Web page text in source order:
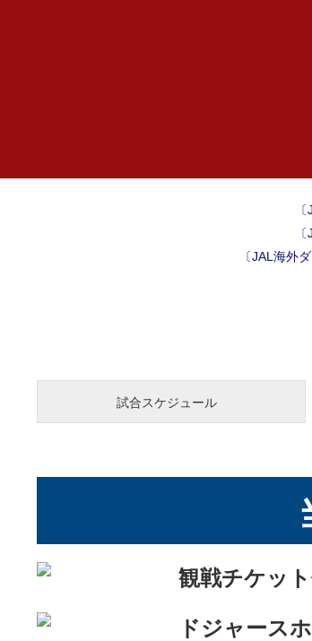
〔JAL海外
試合スケジュール
観戦チケッ
ドジャース